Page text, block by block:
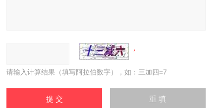
请输入计算结果（填写阿拉伯数字），如：三加四=7